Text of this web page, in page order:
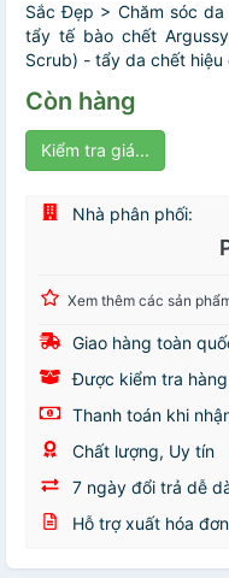
Sắc Đẹp > Chăm sóc
tẩy tế bào chết
Scrub) - tẩy da chết hiệu
Còn hàng
Kiểm tra giá...
Nhà phân phối:
Xem thêm các sản
Giao hàng toàn
Được kiểm tra hàng
Thanh toán khi
Chất lượng, Uy tín
7 ngày đổi trả dễ
Hỗ trợ xuất hóa